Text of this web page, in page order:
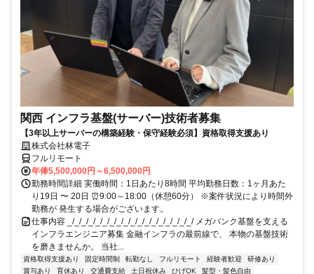
関西 インフラ基盤(サーバー)技術者募集
【3年以上サーバーの構築経験・保守経験必須】資格取得支援あり
株式会社林電子
フルリモート
年俸5,500,000円～6,500,000円
勤務時間詳細 実働時間：1日あたり8時間 平均勤務日数：1ヶ月あた
り19日 〜 20日 ⏰9:00～18:00（休憩60分） ※案件状況により時間外
勤務が 発生する場合がございます。
仕事内容 _/_/_/_/_/_/_/_/_/_/_/_/_/_/_/_/_/_/ メガバンク基盤を支える
インフラエンジニア募集 金融インフラの最前線で、 本物の基盤技術
を磨きませんか。 当社...
資格取得支援あり 固定時間制 転勤なし フルリモート 経験者歓迎
研修あり
賞与あり
育休あり 交通費支給 土日祝休み ひげOK 髪型・髪色自由